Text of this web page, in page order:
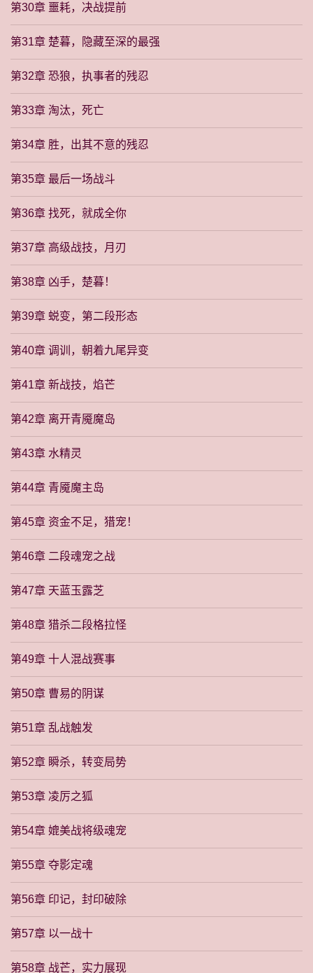
第30章 噩耗，决战提前
第31章 楚暮，隐藏至深的最强
第32章 恐狼，执事者的残忍
第33章 淘汰，死亡
第34章 胜，出其不意的残忍
第35章 最后一场战斗
第36章 找死，就成全你
第37章 高级战技，月刃
第38章 凶手，楚暮！
第39章 蜕变，第二段形态
第40章 调训，朝着九尾异变
第41章 新战技，焰芒
第42章 离开青魇魔岛
第43章 水精灵
第44章 青魇魔主岛
第45章 资金不足，猎宠！
第46章 二段魂宠之战
第47章 天蓝玉露芝
第48章 猎杀二段格拉怪
第49章 十人混战赛事
第50章 曹易的阴谋
第51章 乱战触发
第52章 瞬杀，转变局势
第53章 凌厉之狐
第54章 媲美战将级魂宠
第55章 夺影定魂
第56章 印记，封印破除
第57章 以一战十
第58章 战芒，实力展现